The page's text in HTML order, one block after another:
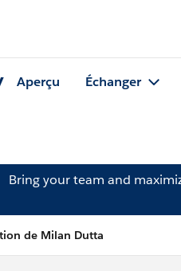
Aperçu Échanger
Bring your team and
de Milan Dutta